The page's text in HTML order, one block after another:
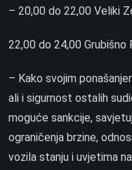
– 20,00 do 22,00 Veliki
22,00 do 24,00 Grubišno
– Kako svojim
ali i sigurnost ostalih
moguće sankcije,
ograničenja brzine,
vozila stanju i uvjetima